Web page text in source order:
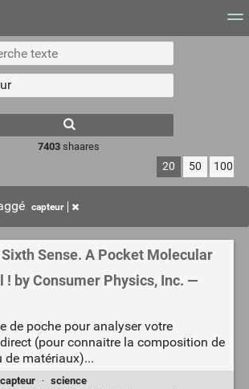
Mur d'images
7403 shaares
20 50 100
capteur
Sixth Sense. A Pocket Molecular
! by Consumer Physics, Inc. —
de poche pour analyser votre
(pour connaitre la composition de
de matériaux)...
capteur · science